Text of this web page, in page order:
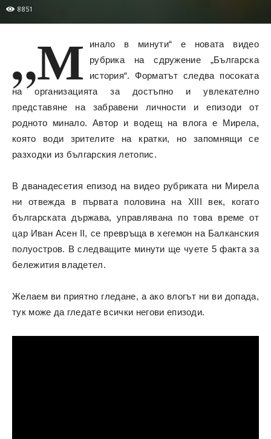
8851
„М
инало в минути“ е новата видео
рубрика на сдружение „Българска
история“. Форматът следва посоката
на организацията за достъпно и увлекателно
представяне на забравени личности и епизоди от
родното минало. Автор и водещ на влога е Мирела,
която води зрителите на кратки, но запомнящи се
разходки из българския летопис.
В дванадесетия епизод на видео рубриката ни Мирела
ни отвежда в първата половина на XIII век, когато
българската държава, управлявана по това време от
цар Иван Асен II, се превръща в хегемон на Балканския
полуостров. В следващите минути ще чуете 5 факта за
бележития владетел.
Желаем ви приятно гледане, а ако влогът ни ви допада,
тук може да гледате всички негови епизоди.